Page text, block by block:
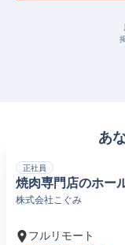
あ
正社員
焼肉専門店のホー
株式会社こぐみ
フルリモート